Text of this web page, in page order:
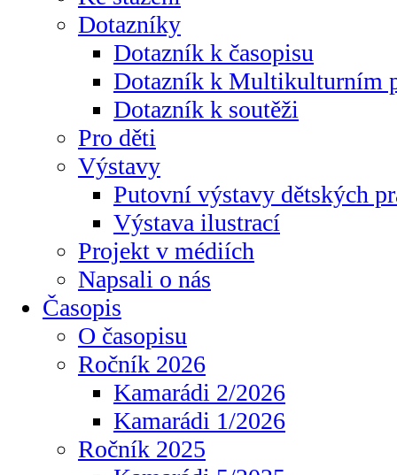
Dotazníky
Dotazník k časopisu
Dotazník k Multikulturním
Dotazník k soutěži
Pro děti
Výstavy
Putovní výstavy dětských
Výstava ilustrací
Projekt v médiích
Napsali o nás
Časopis
O časopisu
Ročník 2026
Kamarádi 2/2026
Kamarádi 1/2026
Ročník 2025